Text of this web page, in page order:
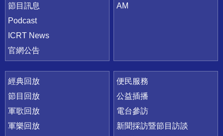
節目訊息
Podcast
ICRT News
官網公告
AM
經典回放
節目回放
軍歌回放
軍樂回放
便民服務
公益插播
電台參訪
新聞採訪暨節目訪談